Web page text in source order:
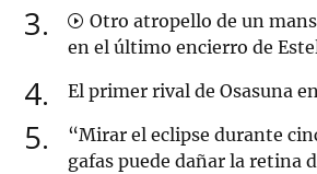
3
Otro atropello de un
en el último encierro de
4 El primer rival de Osasuna
5
“Mirar el eclipse durante
gafas puede dañar la retina